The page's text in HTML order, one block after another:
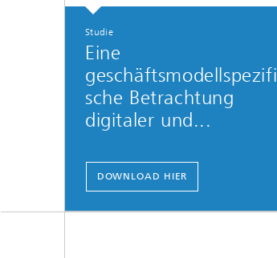
Studie
Eine
geschäftsmodellspezifi
sche Betrachtung
digitaler und...
DOWNLOAD HIER